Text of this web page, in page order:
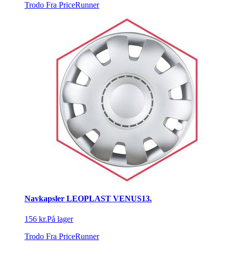
Trodo Fra PriceRunner
Navkapsler LEOPLAST VENUS13.
156 kr.På lager
Trodo Fra PriceRunner